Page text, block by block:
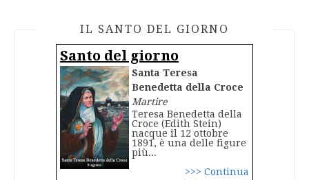
IL SANTO DEL GIORNO
Santo del giorno
Santa Teresa
Benedetta della Croce
Martire
Teresa Benedetta della
Croce (Edith Stein)
nacque il 12 ottobre
1891, è una delle figure
più...
>>> Continua